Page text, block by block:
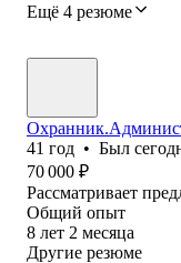
Ещё 4 резюме
41 год • Был
70 000 ₽
Рассматривает
Общий опыт
8 лет 2 месяца
Другие резюме